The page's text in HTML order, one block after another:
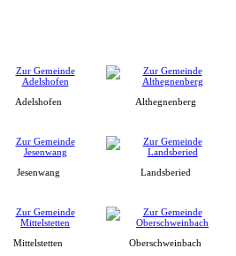
Adelshofen Althegnenberg
Jesenwang Landsberied
Mittelstetten Oberschweinbach